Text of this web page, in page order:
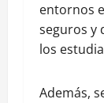
entornos
seguros y
los
Además,